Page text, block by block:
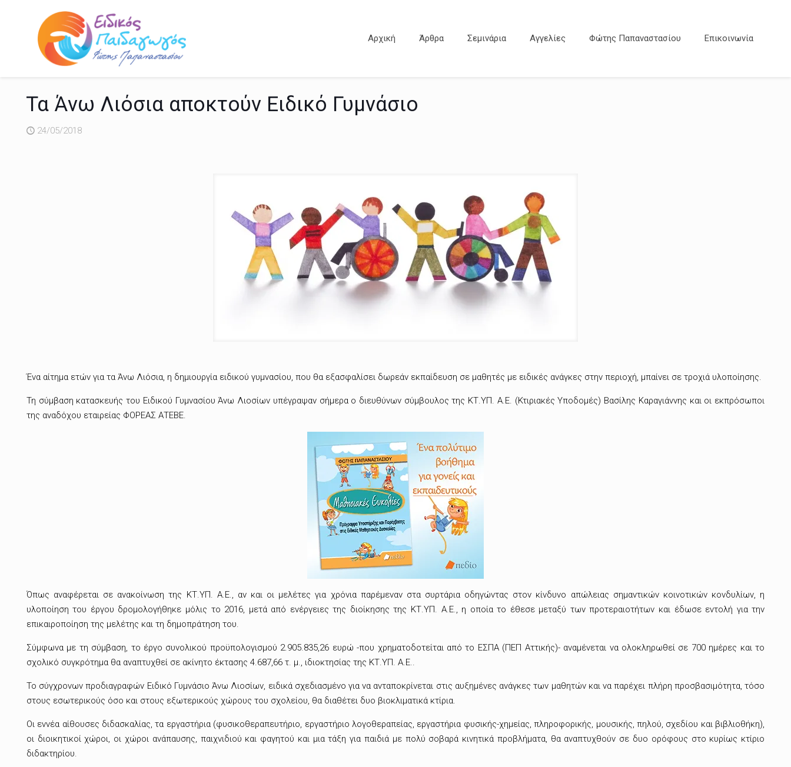
Αρχική Άρθρα Σεμινάρια Αγγελίες Φώτης Παπαναστασίου Επικοινωνία
Τα Άνω Λιόσια αποκτούν Ειδικό Γυμνάσιο
24/05/2018
Ένα αίτημα ετών για τα Άνω Λιόσια, η δημιουργία ειδικού γυμνασίου, που θα εξασφαλίσει δωρεάν εκπαίδευση σε μαθητές με ειδικές ανάγκες στην περιοχή, μπαίνει σε τροχιά υλοποίησης.
Τη σύμβαση κατασκευής του Ειδικού Γυμνασίου Άνω Λιοσίων υπέγραψαν σήμερα ο διευθύνων σύμβουλος της ΚΤ.ΥΠ. Α.Ε. (Κτιριακές Υποδομές) Βασίλης Καραγιάννης και οι εκπρόσωποι
της αναδόχου εταιρείας ΦΟΡΕΑΣ ΑΤΕΒΕ.
Όπως αναφέρεται σε ανακοίνωση της ΚΤ.ΥΠ. Α.Ε., αν και οι μελέτες για χρόνια παρέμεναν στα συρτάρια οδηγώντας στον κίνδυνο απώλειας σημαντικών κοινοτικών κονδυλίων, η
υλοποίηση του έργου δρομολογήθηκε μόλις το 2016, μετά από ενέργειες της διοίκησης της ΚΤ.ΥΠ. Α.Ε., η οποία το έθεσε μεταξύ των προτεραιοτήτων και έδωσε εντολή για την
επικαιροποίηση της μελέτης και τη δημοπράτηση του.
Σύμφωνα με τη σύμβαση, το έργο συνολικού προϋπολογισμού 2.905.835,26 ευρώ -που χρηματοδοτείται από το ΕΣΠΑ (ΠΕΠ Αττικής)- αναμένεται να ολοκληρωθεί σε 700 ημέρες και το
σχολικό συγκρότημα θα αναπτυχθεί σε ακίνητο έκτασης 4.687,66 τ. μ., ιδιοκτησίας της ΚΤ.ΥΠ. Α.Ε..
Το σύγχρονων προδιαγραφών Ειδικό Γυμνάσιο Άνω Λιοσίων, ειδικά σχεδιασμένο για να ανταποκρίνεται στις αυξημένες ανάγκες των μαθητών και να παρέχει πλήρη προσβασιμότητα, τόσο
στους εσωτερικούς όσο και στους εξωτερικούς χώρους του σχολείου, θα διαθέτει δυο βιοκλιματικά κτίρια.
Οι εννέα αίθουσες διδασκαλίας, τα εργαστήρια (φυσικοθεραπευτήριο, εργαστήριο λογοθεραπείας, εργαστήρια φυσικής-χημείας, πληροφορικής, μουσικής, πηλού, σχεδίου και βιβλιοθήκη),
οι διοικητικοί χώροι, οι χώροι ανάπαυσης, παιχνιδιού και φαγητού και μια τάξη για παιδιά με πολύ σοβαρά κινητικά προβλήματα, θα αναπτυχθούν σε δυο ορόφους στο κυρίως κτίριο
διδακτηρίου.